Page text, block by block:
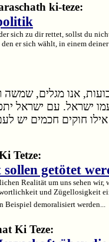
ki-teze:
sich zu dir rettet, sollst du
den er sich wählt, in einem
אנו מגלים, שמשה
ישראל. עם ישראל
חוקים חכמים יש
Tetze:
sollen getötet
Realität um uns sehen
und Zügellosigkeit
Beispiel demoralisiert werden...
Ki Teze: